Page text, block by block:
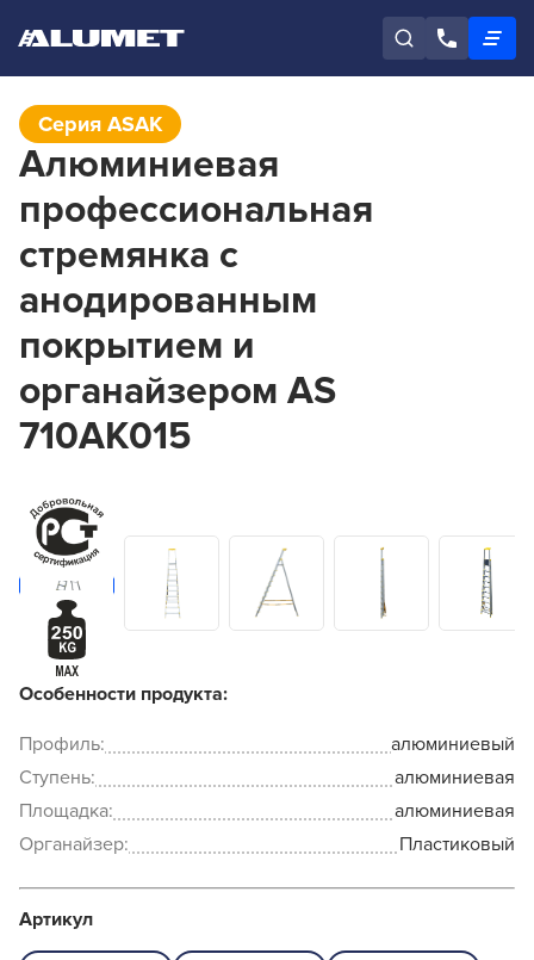
Серия ASAK
Алюминиевая
профессиональная
стремянка с
анодированным
покрытием и
органайзером AS
710AK015
Особенности продукта:
Профиль:
алюминиевый
Ступень:
алюминиевая
Площадка:
алюминиевая
Органайзер:
Пластиковый
Артикул